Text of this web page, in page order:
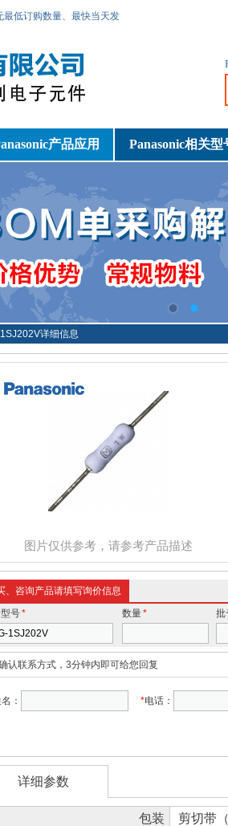
低订购数量、最快当天发
产品应用 Panasonic相关型
详细信息
图片仅供参考，请参考产品描述
、咨询产品请填写询价信息
号* 数量* 批
认联系方式，3分钟内即可给您回复
： *电话：
详细参数
包装
剪切带